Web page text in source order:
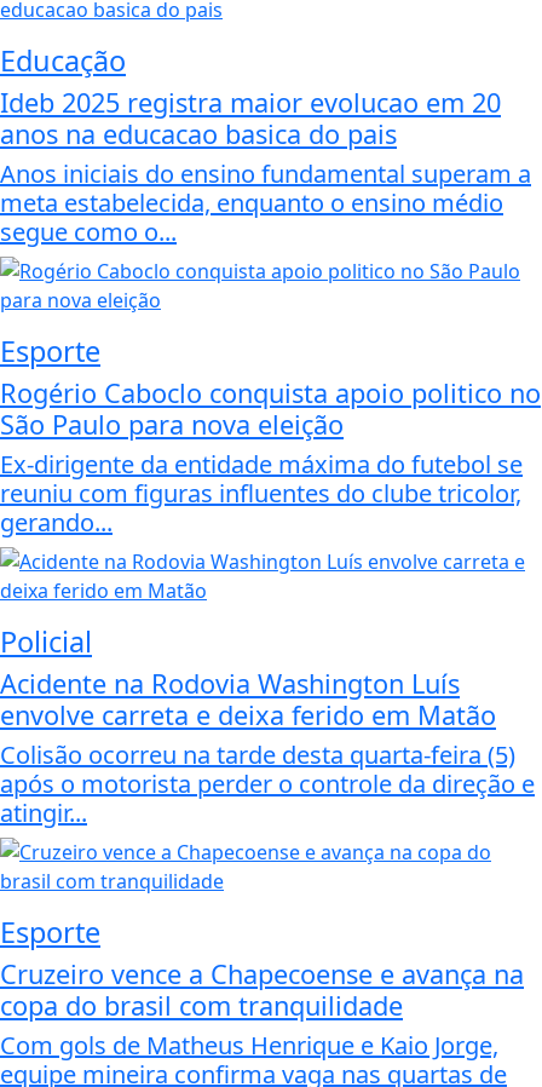
Educação
Ideb 2025 registra maior evolucao em 20
anos na educacao basica do pais
Anos iniciais do ensino fundamental superam a
meta estabelecida, enquanto o ensino médio
segue como o...
Esporte
Rogério Caboclo conquista apoio politico no
São Paulo para nova eleição
Ex-dirigente da entidade máxima do futebol se
reuniu com figuras influentes do clube tricolor,
gerando...
Policial
Acidente na Rodovia Washington Luís
envolve carreta e deixa ferido em Matão
Colisão ocorreu na tarde desta quarta-feira (5)
após o motorista perder o controle da direção e
atingir...
Esporte
Cruzeiro vence a Chapecoense e avança na
copa do brasil com tranquilidade
Com gols de Matheus Henrique e Kaio Jorge,
equipe mineira confirma vaga nas quartas de